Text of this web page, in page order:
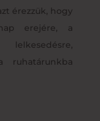
érezzük, hogy
erejére, a
ruhatárunkba